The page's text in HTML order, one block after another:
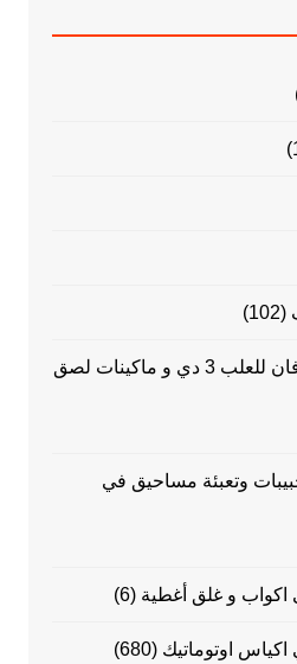
(102)
ماكينات التغليف بالسلوفان للعلب 3 دي و ماكينات لصق
وتعبئة مساحيق في
اكواب و غلق أغطية (6)
اوتوماتيك (680)